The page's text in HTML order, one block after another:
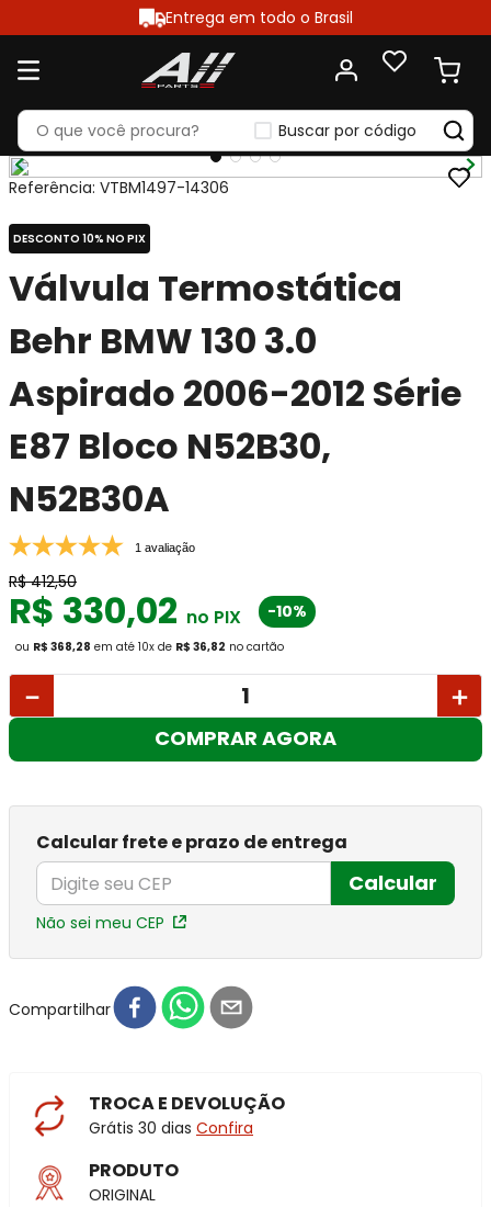
Entrega em todo o Brasil
Buscar por código
Referência: VTBM1497-14306
DESCONTO 10% NO PIX
Válvula Termostática
Behr BMW 130 3.0
Aspirado 2006-2012 Série
E87 Bloco N52B30,
N52B30A
1 avaliação
R$ 412,50
R$ 330,02 no PIX -10%
ou R$ 368,28 em até 10x de R$ 36,82 no cartão
＋
－
COMPRAR AGORA
Calcular frete e prazo de entrega
Calcular
Não sei meu CEP
Compartilhar
TROCA E DEVOLUÇÃO
Grátis 30 dias Confira
PRODUTO
ORIGINAL